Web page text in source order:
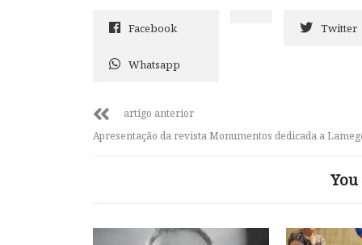
Facebook Twitter
Whatsapp
artigo anterior
Apresentação da revista Monumentos dedicada a